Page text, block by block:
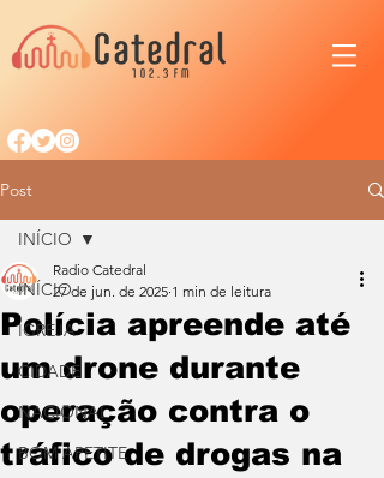
Post
INÍCIO
IGREJA
CIDADE
NACIONAL
BOM APETITE
INÍCIO
Polícia apreende até
um drone durante
operação contra o
tráfico de drogas na
Radio Catedral
27 de jun. de 2025 1 min de leitura